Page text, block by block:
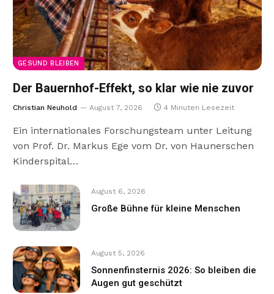
GESUND BLEIBEN
Der Bauernhof-Effekt, so klar wie nie zuvor
Christian Neuhold August 7, 2026 4 Minuten Lesezeit
Ein internationales Forschungsteam unter Leitung
von Prof. Dr. Markus Ege vom Dr. von Haunerschen
Kinderspital…
August 6, 2026
Große Bühne für kleine Menschen
August 5, 2026
Sonnenfinsternis 2026: So bleiben die
Augen gut geschützt